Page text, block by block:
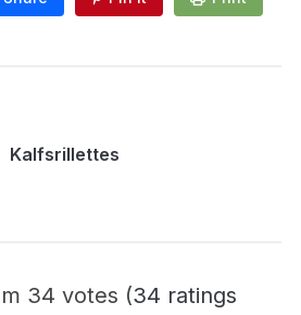
Kalfsrillettes
34 votes (34 ratings